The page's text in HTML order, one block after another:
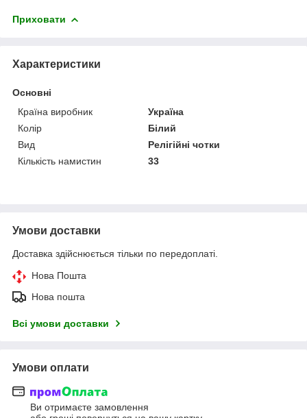
Приховати
Характеристики
Основні
Країна виробник
Україна
Колір
Білий
Вид
Релігійні чотки
Кількість намистин
33
Умови доставки
Доставка здійснюється тільки по передоплаті.
Нова Пошта
Нова пошта
Всі умови доставки
Умови оплати
Ви отримаєте замовлення